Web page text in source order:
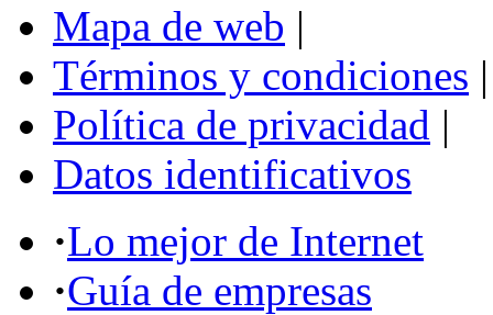
Mapa de web |
Términos y condiciones |
Política de privacidad |
Datos identificativos
·Lo mejor de Internet
·Guía de empresas